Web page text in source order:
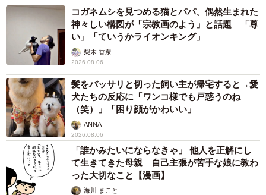
コガネムシを見つめる猫とパパ、偶然生まれた
神々しい構図が「宗教画のよう」と話題 「尊
い」「ていうかライオンキング」
梨木 香奈
2026.08.06
髪をバッサリと切った飼い主が帰宅すると→愛
犬たちの反応に「ワンコ様でも戸惑うのね
（笑）」「困り顔がかわいい」
ANNA
2026.08.06
「誰かみたいにならなきゃ」 他人を正解にし
て生きてきた母親 自己主張が苦手な娘に教わ
った大切なこと【漫画】
海川 まこと